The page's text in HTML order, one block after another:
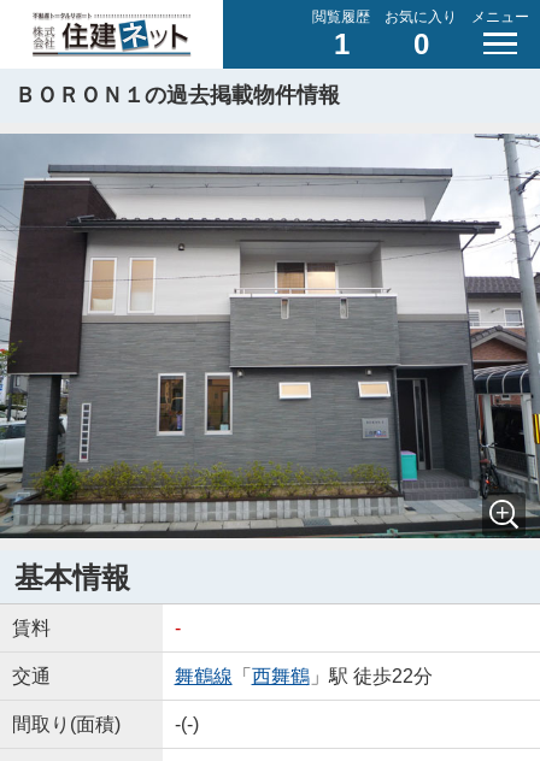
閲覧履歴
1
お気に入り
0
メニュー
ＢＯＲＯＮ１の過去掲載物件情報
基本情報
賃料 -
交通 舞鶴線 「 西舞鶴」駅 徒歩22分
間取り(面積) -(-)